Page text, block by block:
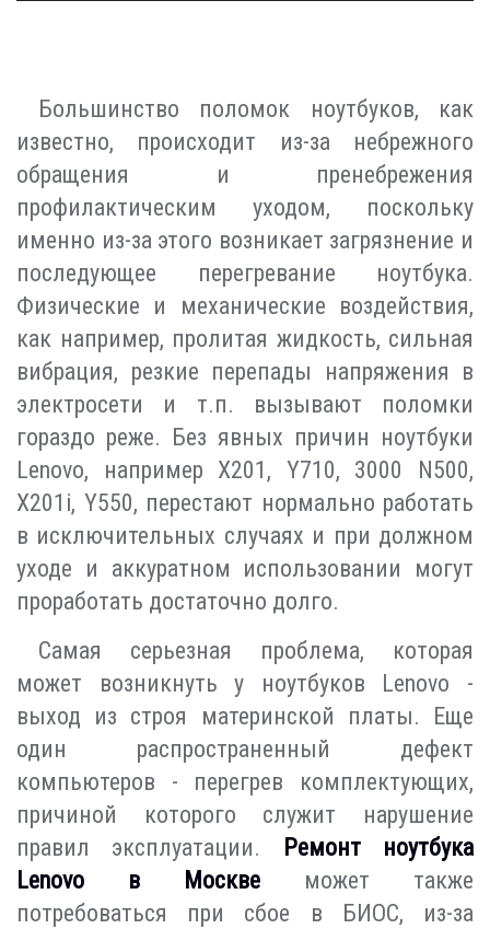
Большинство поломок ноутбуков, как
известно, происходит из-за небрежного
обращения и пренебрежения
профилактическим уходом, поскольку
именно из-за этого возникает загрязнение и
последующее перегревание ноутбука.
Физические и механические воздействия,
как например, пролитая жидкость, сильная
вибрация, резкие перепады напряжения в
электросети и т.п. вызывают поломки
гораздо реже. Без явных причин ноутбуки
Lenovo, например X201, Y710, 3000 N500,
X201i, Y550, перестают нормально работать
в исключительных случаях и при должном
уходе и аккуратном использовании могут
проработать достаточно долго.
Самая серьезная проблема, которая
может возникнуть у ноутбуков Lenovo -
выход из строя материнской платы. Еще
один распространенный дефект
компьютеров - перегрев комплектующих,
причиной которого служит нарушение
правил эксплуатации.
Ремонт ноутбука
Lenovo в Москве может также
потребоваться при сбое в БИОС, из-за